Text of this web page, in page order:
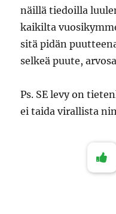
näillä tiedoilla
kaikilta
sitä pidän
selkeä puute,
Ps. SE levy on
ei taida virallista